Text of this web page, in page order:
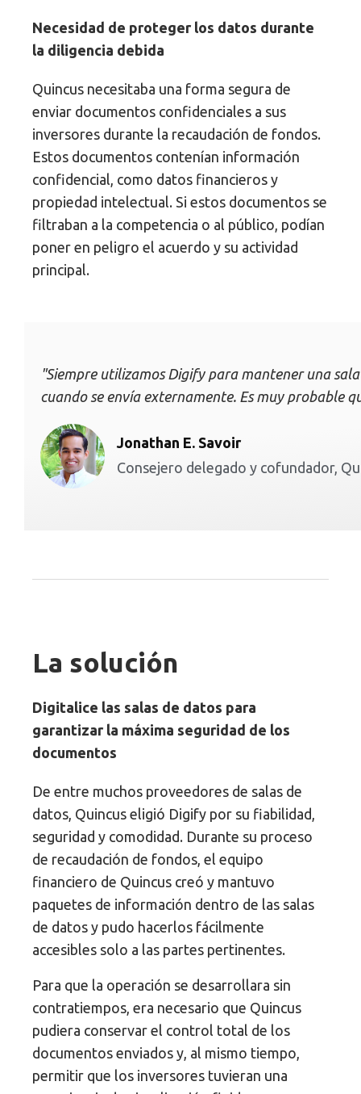
Necesidad de proteger los datos durante
la diligencia debida
Quincus necesitaba una forma segura de
enviar documentos confidenciales a sus
inversores durante la recaudación de fondos.
Estos documentos contenían información
confidencial, como datos financieros y
propiedad intelectual. Si estos documentos se
filtraban a la competencia o al público, podían
poner en peligro el acuerdo y su actividad
principal.
"Siempre utilizamos Digify para mantener una
cuando se envía externamente. Es muy probable
Jonathan E. Savoir
Consejero delegado y cofundador,
La solución
Digitalice las salas de datos para
garantizar la máxima seguridad de los
documentos
De entre muchos proveedores de salas de
datos, Quincus eligió Digify por su fiabilidad,
seguridad y comodidad. Durante su proceso
de recaudación de fondos, el equipo
financiero de Quincus creó y mantuvo
paquetes de información dentro de las salas
de datos y pudo hacerlos fácilmente
accesibles solo a las partes pertinentes.
Para que la operación se desarrollara sin
contratiempos, era necesario que Quincus
pudiera conservar el control total de los
documentos enviados y, al mismo tiempo,
permitir que los inversores tuvieran una